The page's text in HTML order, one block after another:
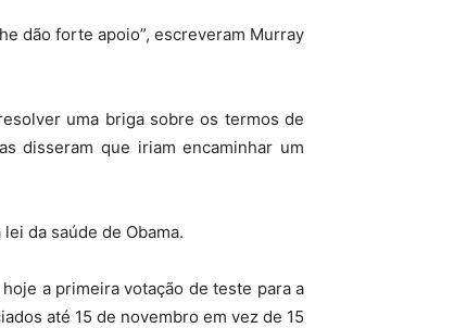
dão forte apoio”, escreveram Murray
uma briga sobre os termos de
disseram que iriam encaminhar um
da saúde de Obama.
a primeira votação de teste para a
até 15 de novembro em vez de 15